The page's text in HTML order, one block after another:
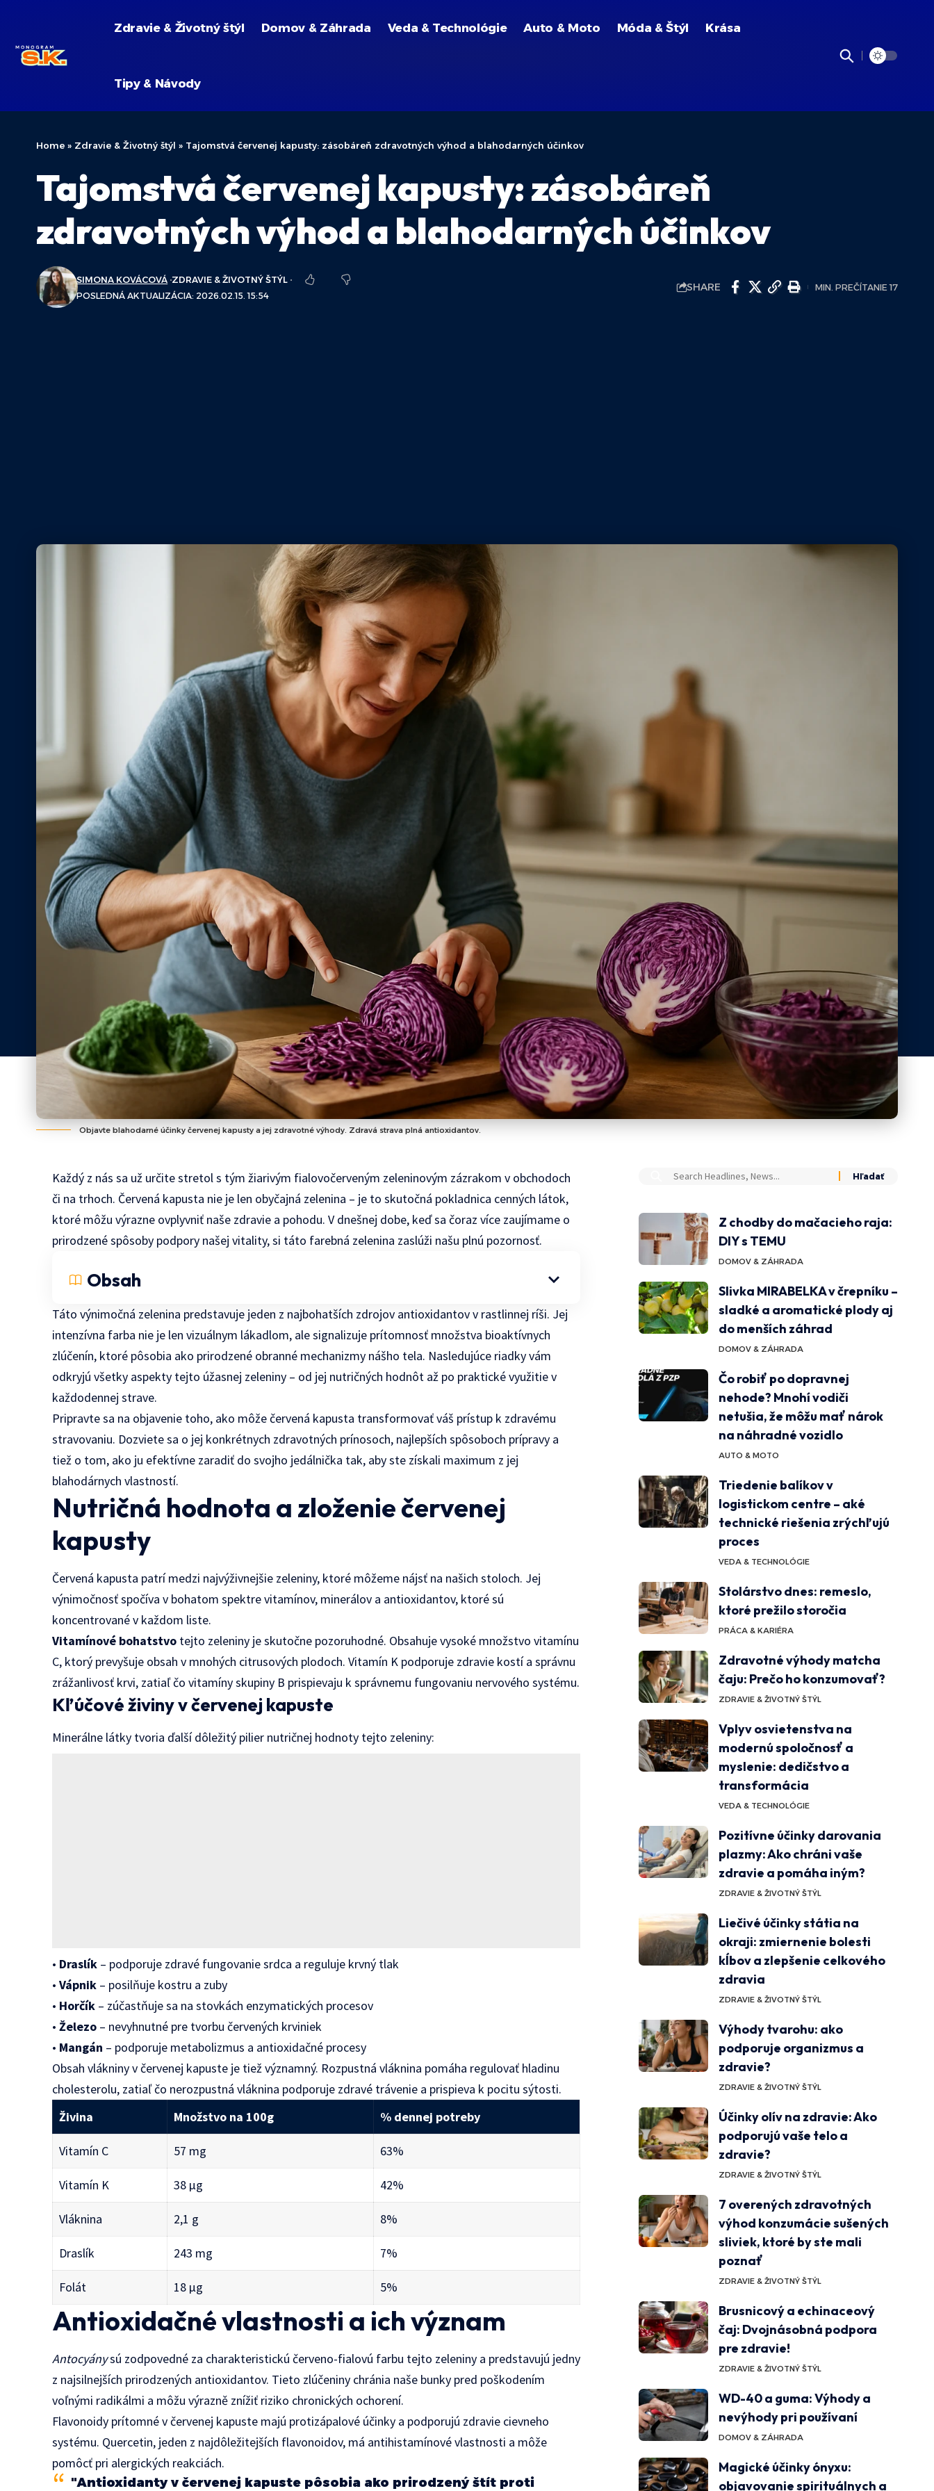
Zdravie & Životný štýl Domov & Záhrada Veda & Technológie Auto & Moto Móda & Štýl Krása
Tipy & Návody
Home » Zdravie & Životný štýl » Tajomstvá červenej kapusty: zásobáreň zdravotných výhod a blahodarných účinkov
Tajomstvá červenej kapusty: zásobáreň
zdravotných výhod a blahodarných účinkov
POSLEDNÁ AKTUALIZÁCIA: 2026.02.15. 15:54
SIMONA KOVÁCOVÁ ZDRAVIE & ŽIVOTNÝ ŠTÝL
SHARE MIN. PREČÍTANIE 17
Objavte blahodarné účinky červenej kapusty a jej zdravotné výhody. Zdravá strava plná antioxidantov.
Každý z nás sa už určite stretol s tým žiarivým fialovočerveným zeleninovým zázrakom v obchodoch
či na trhoch. Červená kapusta nie je len obyčajná zelenina – je to skutočná pokladnica cenných látok,
ktoré môžu výrazne ovplyvniť naše zdravie a pohodu. V dnešnej dobe, keď sa čoraz více zaujímame o
prirodzené spôsoby podpory našej vitality, si táto farebná zelenina zaslúži našu plnú pozornosť.
Obsah
Táto výnimočná zelenina predstavuje jeden z najbohatších zdrojov antioxidantov v rastlinnej ríši. Jej
intenzívna farba nie je len vizuálnym lákadlom, ale signalizuje prítomnosť množstva bioaktívnych
zlúčenín, ktoré pôsobia ako prirodzené obranné mechanizmy nášho tela. Nasledujúce riadky vám
odkryjú všetky aspekty tejto úžasnej zeleniny – od jej nutričných hodnôt až po praktické využitie v
každodennej strave.
Pripravte sa na objavenie toho, ako môže červená kapusta transformovať váš prístup k zdravému
stravovaniu. Dozviete sa o jej konkrétnych zdravotných prínosoch, najlepších spôsoboch prípravy a
tiež o tom, ako ju efektívne zaradiť do svojho jedálnička tak, aby ste získali maximum z jej
blahodárnych vlastností.
Nutričná hodnota a zloženie červenej
kapusty
Červená kapusta patrí medzi najvýživnejšie zeleniny, ktoré môžeme nájsť na našich stoloch. Jej
výnimočnosť spočíva v bohatom spektre vitamínov, minerálov a antioxidantov, ktoré sú
koncentrované v každom liste.
Vitamínové bohatstvo tejto zeleniny je skutočne pozoruhodné. Obsahuje vysoké množstvo vitamínu
C, ktorý prevyšuje obsah v mnohých citrusových plodoch. Vitamín K podporuje zdravie kostí a správnu
zrážanlivosť krvi, zatiaľ čo vitamíny skupiny B prispievaju k správnemu fungovaniu nervového systému.
Kľúčové živiny v červenej kapuste
Minerálne látky tvoria ďalší dôležitý pilier nutričnej hodnoty tejto zeleniny:
• Draslík – podporuje zdravé fungovanie srdca a reguluje krvný tlak
•Vápnik – posilňuje kostru a zuby
• Horčík – zúčastňuje sa na stovkách enzymatických procesov
•Železo – nevyhnutné pre tvorbu červených krviniek
• Mangán – podporuje metabolizmus a antioxidačné procesy
Obsah vlákniny v červenej kapuste je tiež významný. Rozpustná vláknina pomáha regulovať hladinu
cholesterolu, zatiaľ čo nerozpustná vláknina podporuje zdravé trávenie a prispieva k pocitu sýtosti.
Živina
Množstvo na 100g % dennej potreby
Vitamín C 57 mg 63%
Vitamín K 38 μg 42%
Vláknina 2,1 g 8%
Draslík 243 mg 7%
Folát 18 μg 5%
Antioxidačné vlastnosti a ich význam
Antocyánysú zodpovedné za charakteristickú červeno-fialovú farbu tejto zeleniny a predstavujú jedny
z najsilnejších prirodzených antioxidantov. Tieto zlúčeniny chránia naše bunky pred poškodením
voľnými radikálmi a môžu výrazně znížiť riziko chronických ochorení.
Flavonoidy prítomné v červenej kapuste majú protizápalové účinky a podporujú zdravie cievneho
systému. Quercetin, jeden z najdôležitejších flavonoidov, má antihistamínové vlastnosti a môže
pomôcť pri alergických reakciách.
"Antioxidanty v červenej kapuste pôsobia ako prirodzený štít proti
Z chodby do mačacieho raja:
DIY s TEMU
DOMOV & ZÁHRADA
Slivka MIRABELKA v črepníku –
sladké a aromatické plody aj
do menších záhrad
DOMOV & ZÁHRADA
Čo robiť po dopravnej
nehode? Mnohí vodiči
netušia, že môžu mať nárok
na náhradné vozidlo
AUTO & MOTO
Triedenie balíkov v
logistickom centre – aké
technické riešenia zrýchľujú
proces
VEDA & TECHNOLÓGIE
Stolárstvo dnes: remeslo,
ktoré prežilo storočia
PRÁCA & KARIÉRA
Zdravotné výhody matcha
čaju: Prečo ho konzumovať?
ZDRAVIE & ŽIVOTNÝ ŠTÝL
Vplyv osvietenstva na
modernú spoločnosť a
myslenie: dedičstvo a
transformácia
VEDA & TECHNOLÓGIE
Pozitívne účinky darovania
plazmy: Ako chráni vaše
zdravie a pomáha iným?
ZDRAVIE & ŽIVOTNÝ ŠTÝL
Liečivé účinky státia na
okraji: zmiernenie bolesti
kĺbov a zlepšenie celkového
zdravia
ZDRAVIE & ŽIVOTNÝ ŠTÝL
Výhody tvarohu: ako
podporuje organizmus a
zdravie?
ZDRAVIE & ŽIVOTNÝ ŠTÝL
Účinky olív na zdravie: Ako
podporujú vaše telo a
zdravie?
ZDRAVIE & ŽIVOTNÝ ŠTÝL
7 overených zdravotných
výhod konzumácie sušených
sliviek, ktoré by ste mali
poznať
ZDRAVIE & ŽIVOTNÝ ŠTÝL
Brusnicový a echinaceový
čaj: Dvojnásobná podpora
pre zdravie!
ZDRAVIE & ŽIVOTNÝ ŠTÝL
WD-40 a guma: Výhody a
nevýhody pri používaní
DOMOV & ZÁHRADA
Magické účinky ónyxu:
objavovanie spirituálnych a